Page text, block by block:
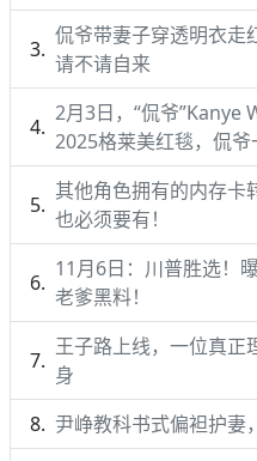
侃爷带妻子穿透明衣走
请不请自来
2月3日，“侃爷”Kanye
2025格莱美红毯，侃
其他角色拥有的内存卡
也必须要有！
11月6日：川普胜选！
老爹黑料！
王子路上线，一位真正
身
尹峥教科书式偏袒护妻